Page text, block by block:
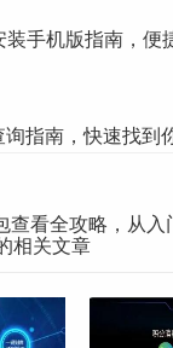
最顶部的数字是您
币（如USD、
时内的涨跌幅。
意一个币种（
指南，快速找到
查看全攻略，从
相关文章